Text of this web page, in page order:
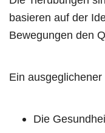
basieren auf der
Bewegungen den
Ein
Die